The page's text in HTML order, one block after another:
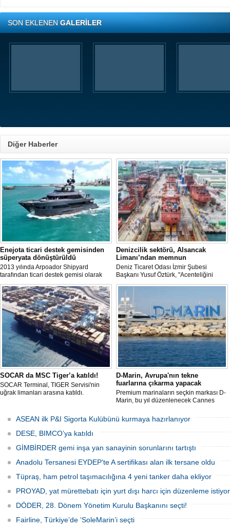
SON EKLENENGALERİLER
Diğer Haberler
Enejota ticari destek gemisinden
süperyata dönüştürüldü
2013 yılında Arpoador Shipyard
tarafından ticari destek gemisi olarak
inşa edilen Enejota explorer süperyata
dönüştürülerek sahibine teslim edildi.
Denizcilik sektörü, Alsancak
Limanı’ndan memnun
Deniz Ticaret Odası İzmir Şubesi
Başkanı Yusuf Öztürk, "Acenteliğini
yaptığımız gemi sayesinde süreci
baştan sona takip etme fırsatı buldum.
İlk günden itibaren hizmet anlayışındaki
değişimi hissettik. Operasyonlar çok
hızlı şekilde tamamlandı" dedi
SOCAR da MSC Tiger’a katıldı!
SOCAR Terminal, TIGER Servisi'nin
uğrak limanları arasına katıldı.
D-Marin, Avrupa'nın tekne
fuarlarına çıkarma yapacak
Premium marinaların seçkin markası D-
Marin, bu yıl düzenlenecek Cannes
Uluslararası Tekne Fuarı'nda
ziyaretçileriyle yeniden buluşmaya
hazırlanıyor.
ASEAN ilk P&I Sigorta Kulübünü kurmaya hazırlanıyor
DESE, BIMCO’ya katıldı
GİMBİRDER gemi inşa yan sanayinin sorunlarını tartıştı
Anadolu Tersanesi EYDEP’te A sertifikası alan ilk tersane oldu
Tüpraş, ham petrol taşımacılığına 4 yeni tanker daha ekliyor
PROYAD, yat mürettebatı için yurt dışı harcı için düzenleme istiyor
DÖDER, 28. Dönem Yönetim Kurulu Başkanını seçti!
Fairline, Türkiye’de ‘SoleMarin’i seçti